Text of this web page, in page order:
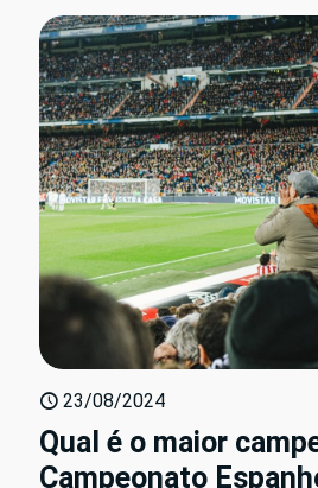
23/08/2024
Qual é o maior
Campeonato